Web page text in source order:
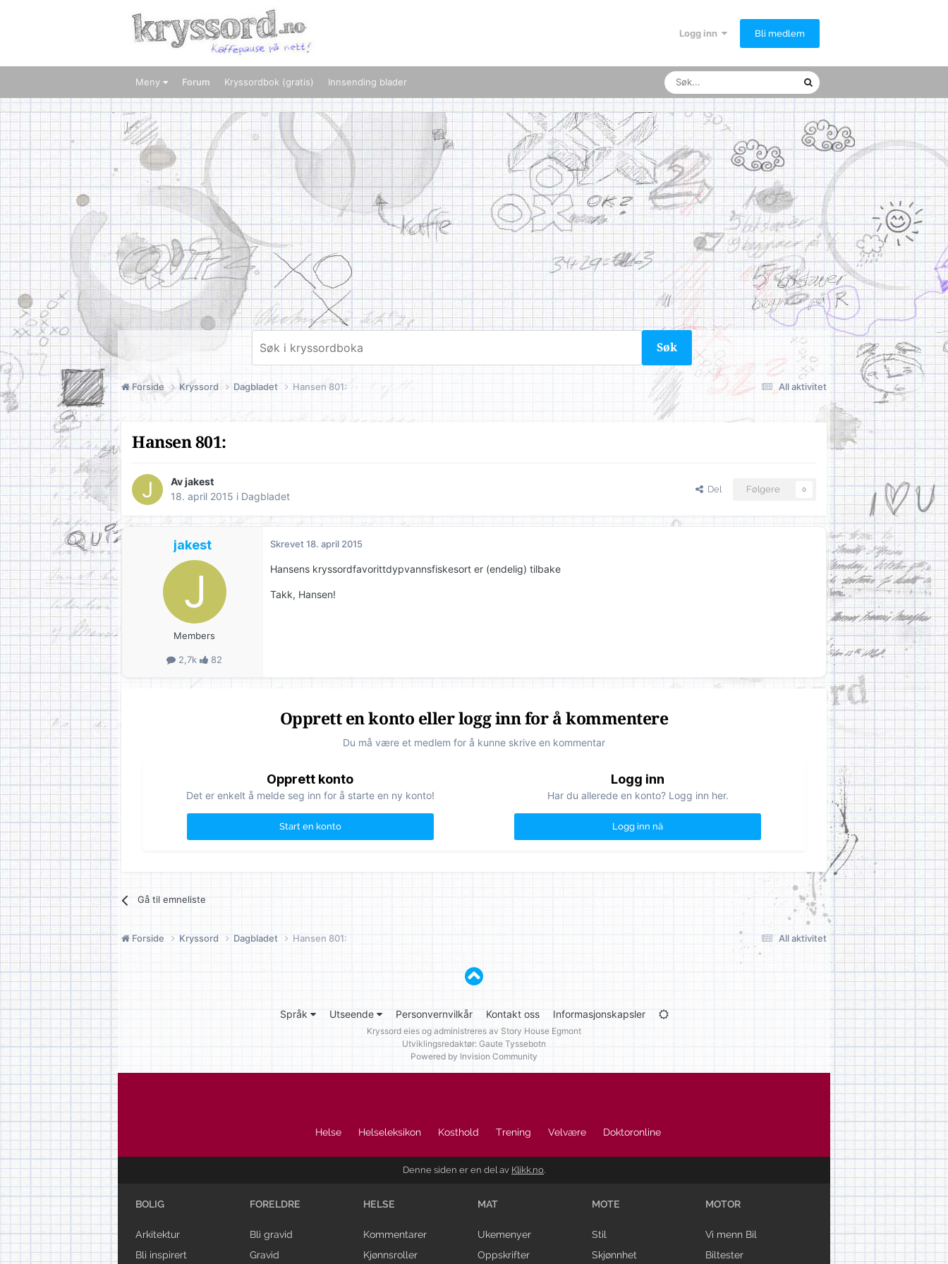
Logg inn Bli medlem
Meny Forum Kryssordbok (gratis) Innsending blader
Søk
All aktivitet
Forside Kryssord Dagbladet Hansen 801:
Hansen 801:
Avjakest
18. april 2015 i Dagbladet
Del Følgere 0
jakest
Members
2,7k 82
Skrevet18. april 2015
Hansens kryssordfavorittdypvannsfiskesort er (endelig) tilbake
Takk, Hansen!
Opprett en konto eller logg inn for å kommentere
Du må være et medlem for å kunne skrive en kommentar
Opprett konto
Det er enkelt å melde seg inn for å starte en ny konto!
Start en konto
Logg inn
Har du allerede en konto? Logg inn her.
Logg inn nå
Gå til emneliste
All aktivitet
Forside Kryssord Dagbladet Hansen 801:
Språk Utseende Personvernvilkår Kontakt oss Informasjonskapsler
Kryssord eies og administreres av Story House Egmont
Utviklingsredaktør: Gaute Tyssebotn
Powered by Invision Community
Helse Helseleksikon Kosthold Trening Velvære Doktoronline
Denne siden er en del av Klikk.no.
BOLIG
Arkitektur
Bli inspirert
FORELDRE
Bli gravid
Gravid
HELSE
Kommentarer
Kjønnsroller
MAT
Ukemenyer
Oppskrifter
MOTE
Stil
Skjønnhet
MOTOR
Vi menn Bil
Biltester